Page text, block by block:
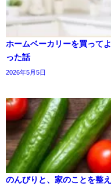
ホームベーカリーを買って
った話
2026年5月5日
のんびりと、家のことを整